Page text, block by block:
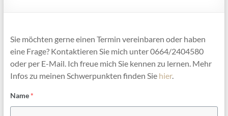
Sie möchten gerne einen Termin vereinbaren oder haben
eine Frage? Kontaktieren Sie mich unter 0664/2404580
oder per E-Mail. Ich freue mich Sie kennen zu lernen. Mehr
Infos zu meinen Schwerpunkten finden Sie hier.
Name*